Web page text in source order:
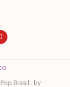
Brasil . by